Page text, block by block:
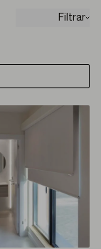
Filtrar